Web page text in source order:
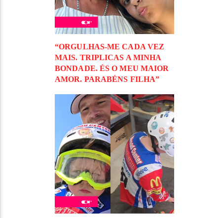
“ORGULHAS-ME CADA VEZ
MAIS. TRIPLICAS A MINHA
BONDADE. ÉS O MEU MAIOR
AMOR. PARABÉNS FILHA”